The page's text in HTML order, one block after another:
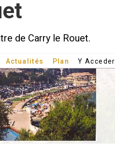
de Carry le Rouet.
Actualités Plan Y Acceder